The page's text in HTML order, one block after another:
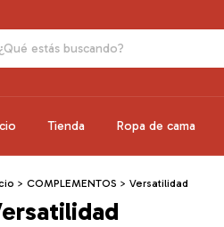
Tienda Ropa de cama
> COMPLEMENTOS > Versatilidad